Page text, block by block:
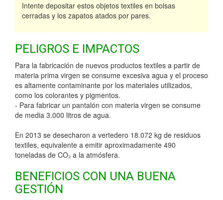
Intente depositar estos objetos textiles en bolsas
cerradas y los zapatos atados por pares.
PELIGROS E IMPACTOS
Para la fabricación de nuevos productos textiles a partir de
materia prima virgen se consume excesiva agua y el proceso
es altamente contaminante por los materiales utilizados,
como los colorantes y pigmentos.
- Para fabricar un pantalón con materia virgen se consume
de media 3.000 litros de agua.
En 2013 se desecharon a vertedero 18.072 kg de residuos
textiles, equivalente a emitir aproximadamente 490
toneladas de CO₂ a la atmósfera.
BENEFICIOS CON UNA BUENA
GESTIÓN